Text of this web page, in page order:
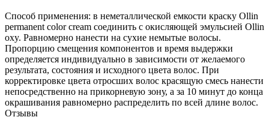
Способ применения: в неметаллической емкости краску Ollin
permanent color cream соединить с окисляющей эмульсией Ollin
oxy. Равномерно нанести на сухие немытые волосы.
Пропорцию смещения компонентов и время выдержки
определяется индивидуально в зависимости от желаемого
результата, состояния и исходного цвета волос. При
корректировке цвета отросших волос красящую смесь нанести
непосредственно на прикорневую зону, а за 10 минут до конца
окрашивания равномерно распределить по всей длине волос.
Отзывы